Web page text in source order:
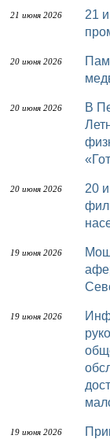
21 июня 2026
21 июня – День народных художественных
20 июня 2026
Памятка поведения при встрече с
20 июня 2026
В Печоре состоялся муниципальный этап
20 июня 2026
20 июня – дата создания Печорского
19 июня 2026
Мошенническая схема в мессенджерах: как
19 июня 2026
Информация о проводимых семинарах для
19 июня 2026
Приглашаем принять участие в летнем